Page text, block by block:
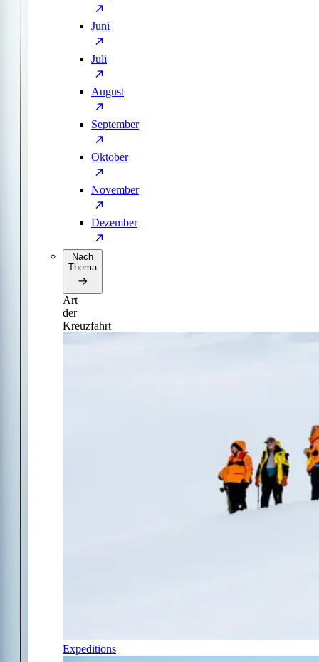
Juni
Juli
August
September
Oktober
November
Dezember
Nach
Thema
Art
der
Kreuzfahrt
Expeditions